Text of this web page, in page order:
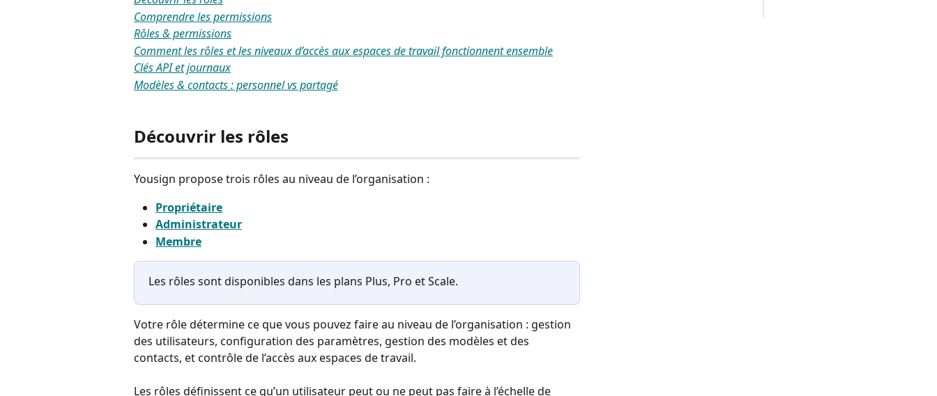
Comprendre les permissions
Rôles & permissions
Comment les rôles et les niveaux d’accès aux espaces de travail fonctionnent ensemble
Clés API et journaux
Modèles & contacts : personnel vs partagé
Découvrir les rôles
Yousign propose trois rôles au niveau de l’organisation :
Propriétaire
Administrateur
Membre
Les rôles sont disponibles dans les plans Plus, Pro et Scale.
Votre rôle détermine ce que vous pouvez faire au niveau de l’organisation : gestion
des utilisateurs, configuration des paramètres, gestion des modèles et des
contacts, et contrôle de l’accès aux espaces de travail.
Les rôles définissent ce qu’un utilisateur peut ou ne peut pas faire à l’échelle de